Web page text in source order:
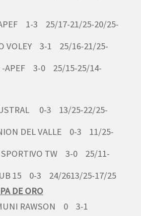
1-3 25/17-21/25-20/25-
VOLEY 3-1 25/16-21/25-
-APEF 3-0 25/15-25/14-
0-3 13/25-22/25-
DEL VALLE 0-3 11/25-
SPORTIVO TW 3-0 25/11-
15 0-3 24/2613/25-17/25
DE ORO
MUNI RAWSON 0 3-1